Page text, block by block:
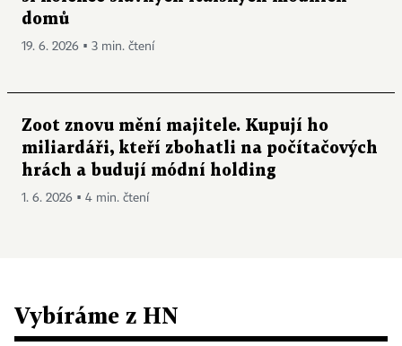
domů
19. 6. 2026 ▪ 3 min. čtení
Zoot znovu mění majitele. Kupují ho
miliardáři, kteří zbohatli na počítačových
hrách a budují módní holding
1. 6. 2026 ▪ 4 min. čtení
Vybíráme z HN